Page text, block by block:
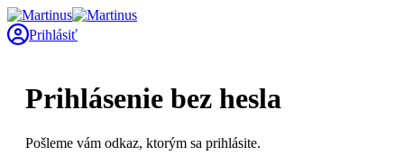
Prihlásiť
Prihlásenie bez hesla
Pošleme vám odkaz, ktorým sa prihlásite.